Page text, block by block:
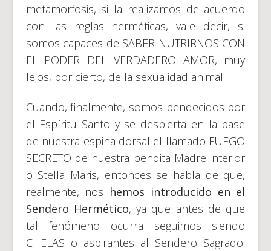
metamorfosis, si la realizamos de acuerdo
con las reglas herméticas, vale decir, si
somos capaces de SABER NUTRIRNOS CON
EL PODER DEL VERDADERO AMOR, muy
lejos, por cierto, de la sexualidad animal.
Cuando, finalmente, somos bendecidos por
el Espíritu Santo y se despierta en la base
de nuestra espina dorsal el llamado FUEGO
SECRETO de nuestra bendita Madre interior
o Stella Maris, entonces se habla de que,
realmente, nos hemos introducido en el
Sendero Hermético, ya que antes de que
tal fenómeno ocurra seguimos siendo
CHELAS o aspirantes al Sendero Sagrado.